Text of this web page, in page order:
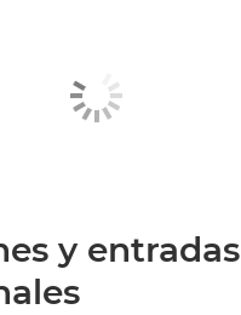
y entradas